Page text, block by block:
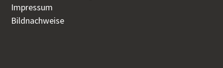
Impressum
Bildnachweise